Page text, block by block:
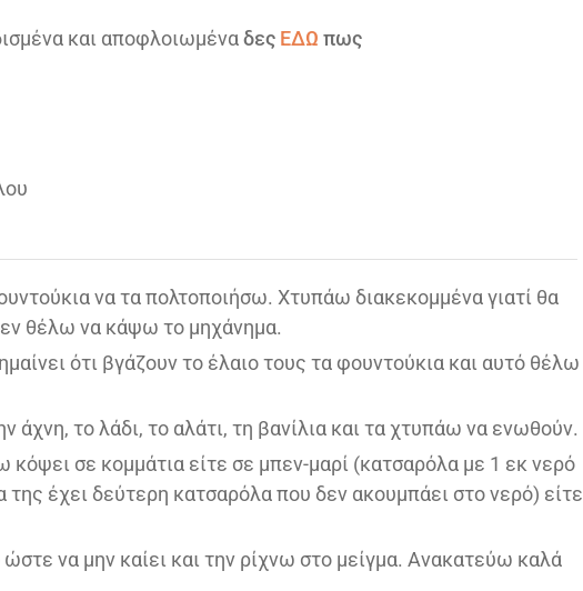
και αποφλοιωμέναδες ΕΔΩ πως
να τα πολτοποιήσω. Χτυπάω διακεκομμένα γιατί θα
θέλω να κάψω το μηχάνημα.
ότι βγάζουν το έλαιο τους τα φουντούκια και αυτό θέλω
άχνη, το λάδι, το αλάτι, τη βανίλια και τα χτυπάω να ενωθούν.
σε κομμάτια είτε σε μπεν-μαρί (κατσαρόλα με 1 εκ νερό
έχει δεύτερη κατσαρόλα που δεν ακουμπάει στο νερό) είτε
να μην καίει και την ρίχνω στο μείγμα. Ανακατεύω καλά